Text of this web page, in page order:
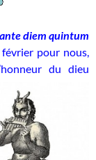
ante diem quintum
pour nous,
du dieu